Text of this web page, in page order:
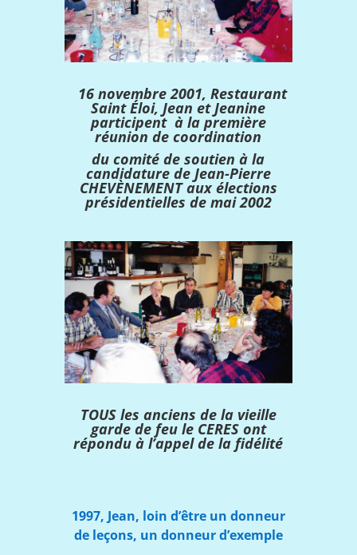
16 novembre 2001, Restaurant
Saint Éloi, Jean et Jeanine
participent à la première
réunion de coordination
du comité de soutien à la
candidature de Jean-Pierre
CHEVÈNEMENT aux élections
présidentielles de mai 2002
TOUS les anciens de la vieille
garde de feu le CERES ont
répondu à l’appel de la fidélité
1997, Jean, loin d’être un donneur
de leçons, un donneur d’exemple